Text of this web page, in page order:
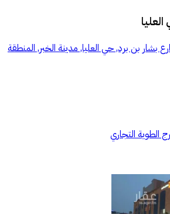
بشار بن برد, حي العليا, مدينة الخبر, المنطقة
الطوية التجاري